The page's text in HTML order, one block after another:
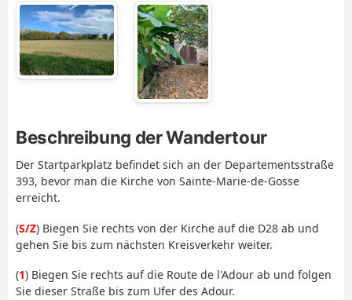
Beschreibung der Wandertour
Der Startparkplatz befindet sich an der Departementsstraße
393, bevor man die Kirche von Sainte-Marie-de-Gosse
erreicht.
(S/Z) Biegen Sie rechts von der Kirche auf die D28 ab und
gehen Sie bis zum nächsten Kreisverkehr weiter.
(1) Biegen Sie rechts auf die Route de l'Adour ab und folgen
Sie dieser Straße bis zum Ufer des Adour.